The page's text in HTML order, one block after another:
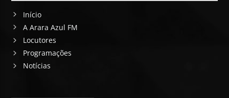
Início
A Arara Azul FM
Locutores
Programações
Notícias